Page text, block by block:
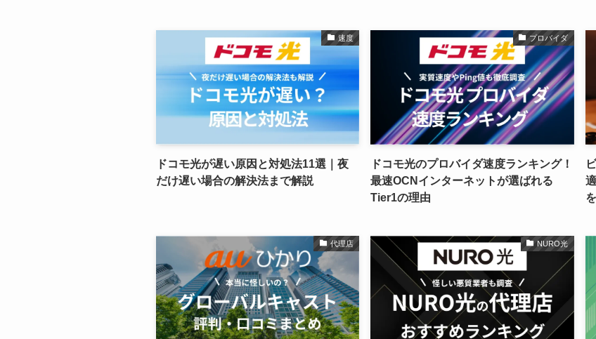
速度
ドコモ光が遅い原因と対処法11選｜夜
だけ遅い場合の解決法まで解説
プロバイダ
ドコモ光のプロバイダ速度ランキング！
最速OCNインターネットが選ばれる
Tier1の理由
代理店 NURO光